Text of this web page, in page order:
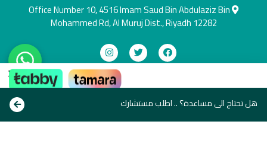
Office Number 10, 4516 Imam Saud Bin Abdulaziz Bin
Mohammed Rd, Al Muruj Dist., Riyadh 12282
دفع آمن
هل تحتاج الى مساعدة؟ .. اطلب مستشارك
×